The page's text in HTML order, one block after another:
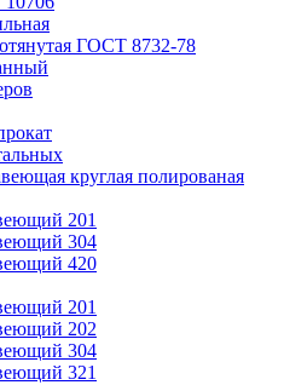
ГОСТ 8732-78
круглая полированая
201
304
420
201
202
304
321